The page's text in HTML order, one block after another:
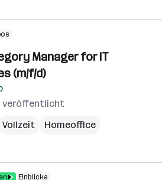
Manager for IT
(m/f/d)
veröffentlicht
Vollzeit Homeoffice
Einblicke